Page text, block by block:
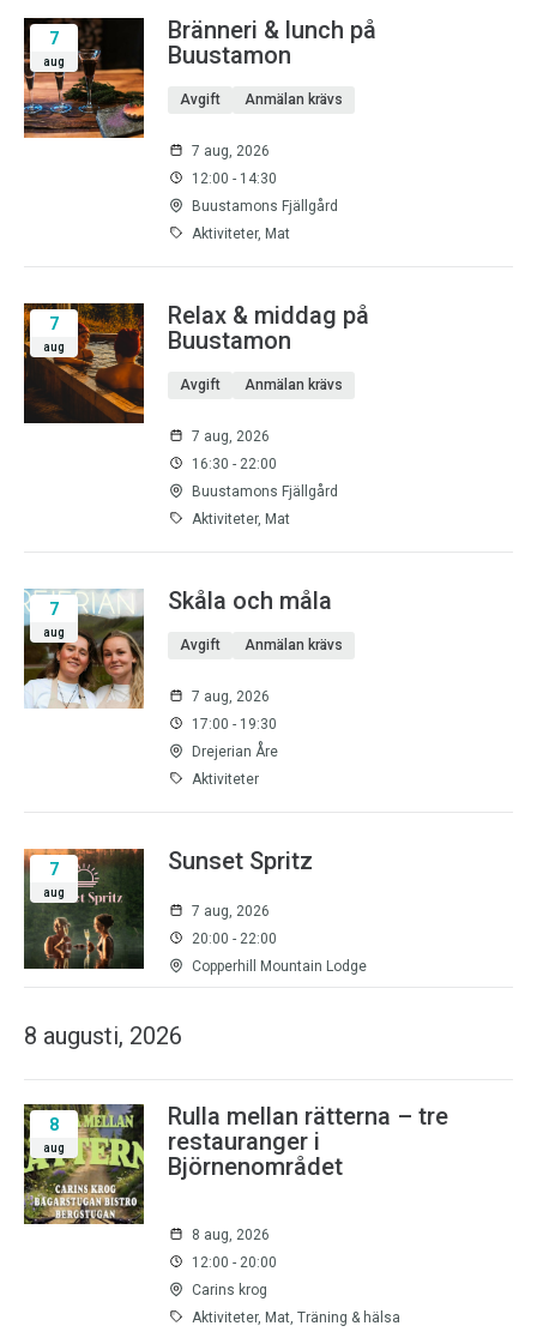
7
aug
Bränneri & lunch på
Buustamon
Avgift Anmälan krävs
7 aug, 2026
12:00 - 14:30
Buustamons Fjällgård
Aktiviteter, Mat
7
aug
Relax & middag på
Buustamon
Avgift Anmälan krävs
7 aug, 2026
16:30 - 22:00
Buustamons Fjällgård
Aktiviteter, Mat
7
aug
Skåla och måla
Avgift Anmälan krävs
7 aug, 2026
17:00 - 19:30
Drejerian Åre
Aktiviteter
7
aug
Sunset Spritz
7 aug, 2026
20:00 - 22:00
Copperhill Mountain Lodge
8 augusti, 2026
8
aug
Rulla mellan rätterna – tre
restauranger i
Björnenområdet
8 aug, 2026
12:00 - 20:00
Carins krog
Aktiviteter, Mat, Träning & hälsa